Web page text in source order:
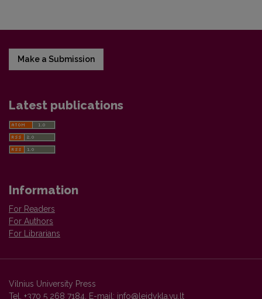
Make a Submission
Latest publications
Information
For Readers
For Authors
For Librarians
Vilnius University Press
Tel. +370 5 268 7184, E-mail: info@leidykla.vu.lt